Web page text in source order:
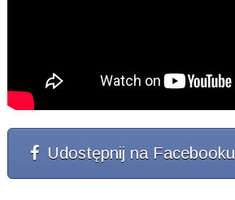
Udostępnij na Facebooku